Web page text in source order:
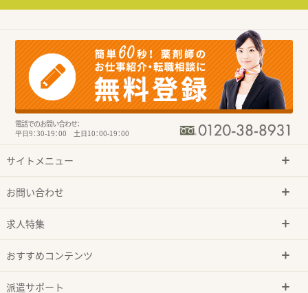
電話でのお問い合わせ：
平日9：30-19：00 土日10：00-19：00
サイトメニュー
お問い合わせ
求人特集
おすすめコンテンツ
派遣サポート